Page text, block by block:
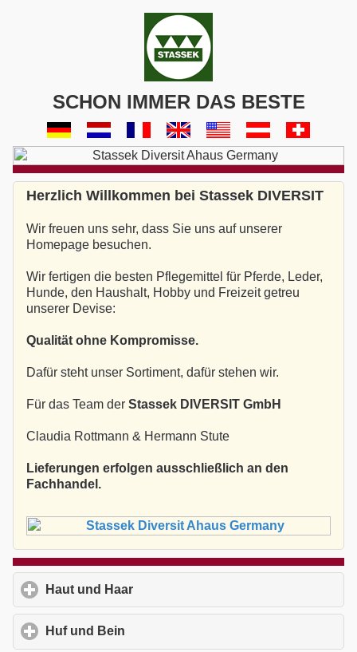
SCHON IMMER DAS BESTE
Herzlich Willkommen bei Stassek DIVERSIT
Wir freuen uns sehr, dass Sie uns auf unserer
Homepage besuchen.
Wir fertigen die besten Pflegemittel für Pferde, Leder,
Hunde, den Haushalt, Hobby und Freizeit getreu
unserer Devise:
Qualität ohne Kompromisse.
Dafür steht unser Sortiment, dafür stehen wir.
Für das Team der Stassek DIVERSIT GmbH
Claudia Rottmann & Hermann Stute
Lieferungen erfolgen ausschließlich an den
Fachhandel.
Haut und Haar
Huf und Bein